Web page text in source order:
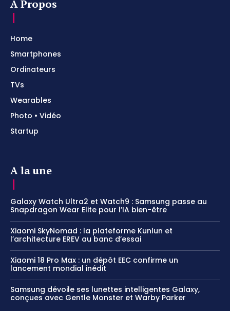
A Propos
Home
Smartphones
Ordinateurs
TVs
Wearables
Photo • Vidéo
Startup
A la une
Galaxy Watch Ultra2 et Watch9 : Samsung passe au
Snapdragon Wear Elite pour l’IA bien-être
Xiaomi SkyNomad : la plateforme Kunlun et
l’architecture EREV au banc d’essai
Xiaomi 18 Pro Max : un dépôt EEC confirme un
lancement mondial inédit
Samsung dévoile ses lunettes intelligentes Galaxy,
conçues avec Gentle Monster et Warby Parker